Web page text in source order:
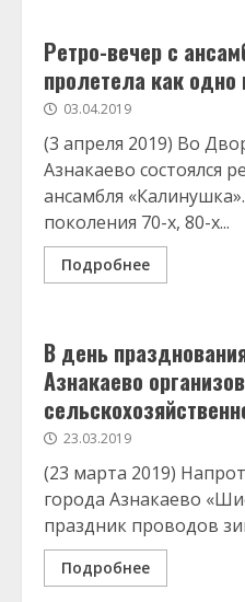
Ретро-вечер с
пролетела как одно
03.04.2019
(3 апреля 2019) Во
Азнакаево состоялся
ансамбля
поколения 70-х, 80-х...
Подробнее
В день
Азнакаево
23.03.2019
(23 марта 2019)
города Азнакаево
праздник проводов
Подробнее